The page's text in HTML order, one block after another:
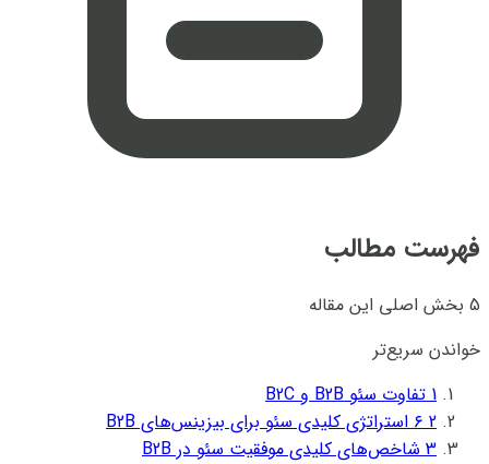
فهرست مطالب
5 بخش اصلی این مقاله
خواندن سریع‌تر
1 تفاوت سئو B2B و B2C
2 ۶ استراتژی کلیدی سئو برای بیزینس‌های B2B
3 شاخص‌های کلیدی موفقیت سئو در B2B